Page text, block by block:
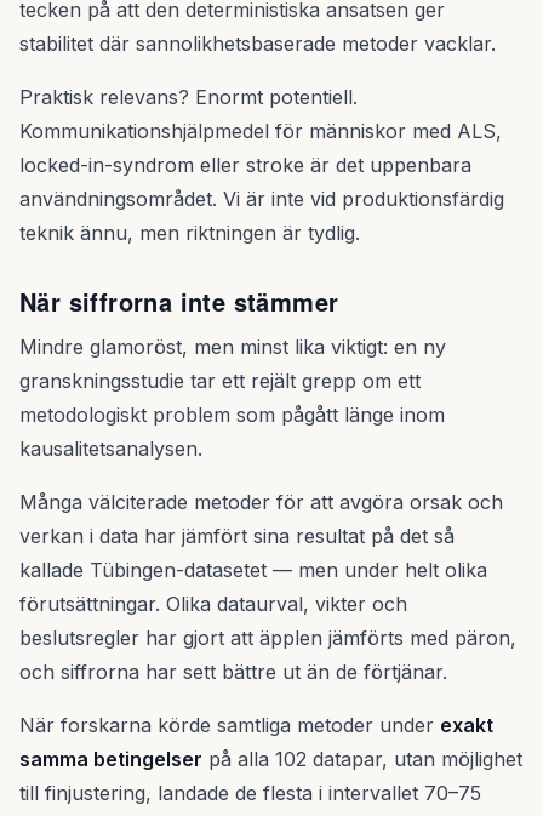
tecken på att den deterministiska ansatsen ger
stabilitet där sannolikhetsbaserade metoder vacklar.
Praktisk relevans? Enormt potentiell.
Kommunikationshjälpmedel för människor med ALS,
locked-in-syndrom eller stroke är det uppenbara
användningsområdet. Vi är inte vid produktionsfärdig
teknik ännu, men riktningen är tydlig.
När siffrorna inte stämmer
Mindre glamoröst, men minst lika viktigt: en ny
granskningsstudie tar ett rejält grepp om ett
metodologiskt problem som pågått länge inom
kausalitetsanalysen.
Många välciterade metoder för att avgöra orsak och
verkan i data har jämfört sina resultat på det så
kallade Tübingen-datasetet — men under helt olika
förutsättningar. Olika dataurval, vikter och
beslutsregler har gjort att äpplen jämförts med päron,
och siffrorna har sett bättre ut än de förtjänar.
När forskarna körde samtliga metoder under exakt
samma betingelser på alla 102 datapar, utan möjlighet
till finjustering, landade de flesta i intervallet 70–75